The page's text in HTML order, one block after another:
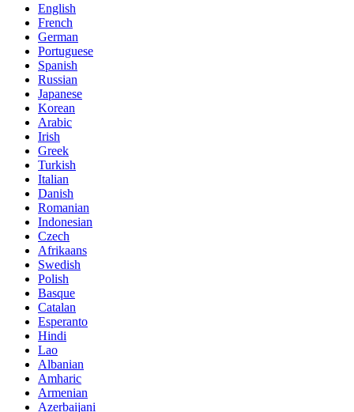
English
French
German
Portuguese
Spanish
Russian
Japanese
Korean
Arabic
Irish
Greek
Turkish
Italian
Danish
Romanian
Indonesian
Czech
Afrikaans
Swedish
Polish
Basque
Catalan
Esperanto
Hindi
Lao
Albanian
Amharic
Armenian
Azerbaijani